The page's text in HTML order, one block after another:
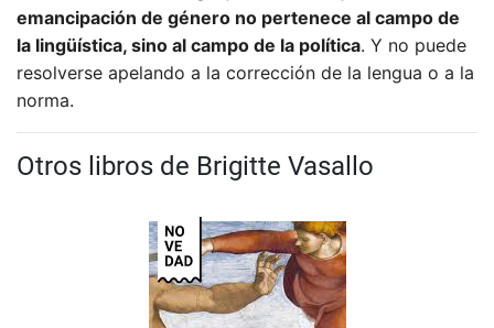
emancipación de género no pertenece al campo de
la lingüística, sino al campo de la política. Y no puede
resolverse apelando a la corrección de la lengua o a la
norma.
Otros libros de Brigitte Vasallo